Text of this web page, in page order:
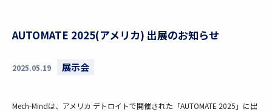
AUTOMATE 2025(アメリカ) 出展のお知らせ
2025.05.19 展示会
Mech-Mindは、アメリカ デトロイトで開催された「AUTOMATE 2025」に出